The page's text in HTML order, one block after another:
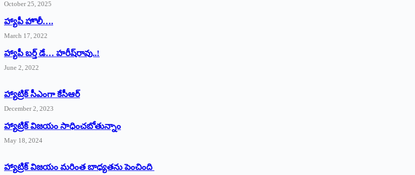
October 25, 2025
హ్యాపీ హొలీ….
March 17, 2022
హ్యాపీ బర్త్ ‌డే… హరీష్‌రావు..!
June 2, 2022
హ్యాట్రిక్‌ ‌సీఎంగా కేసీఆర్‌
December 2, 2023
హ్యాట్రిక్‌ విజయం సాధించబోతున్నాం
May 18, 2024
హ్యాట్రిక్ విజయం మరింత బాధ్యతను పెంచింది